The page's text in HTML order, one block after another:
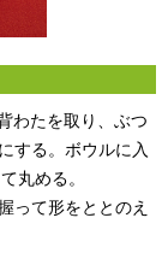
わたを取り、ぶつ
する。ボウルに入
丸める。
って形をととのえ